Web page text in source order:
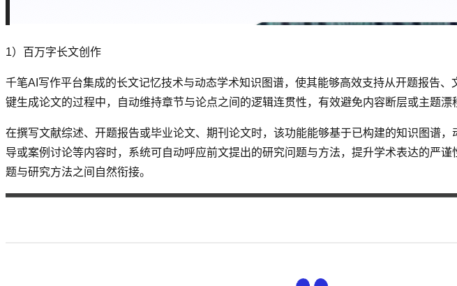
1）百万字长文创作
千笔AI写作平台集成的长文记忆技术与动态学术知识图谱，使其能够高效支持从开题报告
键生成论文的过程中，自动维持章节与论点之间的逻辑连贯性，有效避免内容断层或主题漂
在撰写文献综述、开题报告或毕业论文、期刊论文时，该功能能够基于已构建的知识图谱
导或案例讨论等内容时，系统可自动呼应前文提出的研究问题与方法，提升学术表达的严
题与研究方法之间自然衔接。